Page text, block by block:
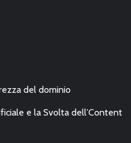
del dominio
e la Svolta dell’Content